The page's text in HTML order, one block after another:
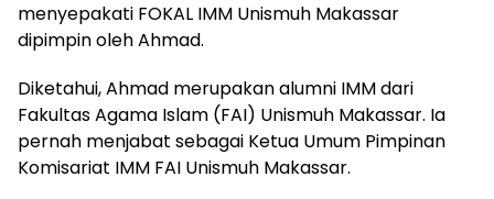
menyepakati FOKAL IMM Unismuh Makassar
dipimpin oleh Ahmad.
Diketahui, Ahmad merupakan alumni IMM dari
Fakultas Agama Islam (FAI) Unismuh Makassar. Ia
pernah menjabat sebagai Ketua Umum Pimpinan
Komisariat IMM FAI Unismuh Makassar.